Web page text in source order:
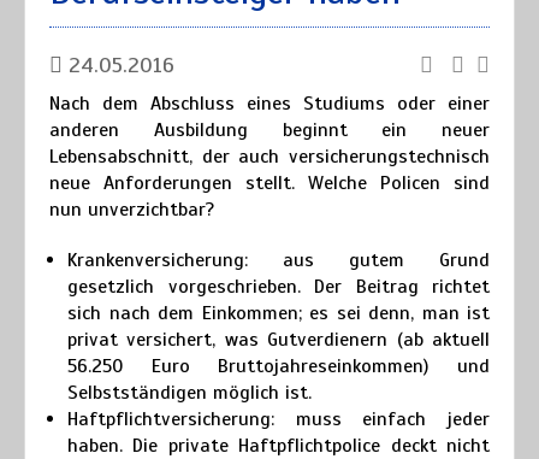
24.05.2016
Nach dem Abschluss eines Studiums oder einer
anderen Ausbildung beginnt ein neuer
Lebensabschnitt, der auch versicherungstechnisch
neue Anforderungen stellt. Welche Policen sind
nun unverzichtbar?
Krankenversicherung: aus gutem Grund
gesetzlich vorgeschrieben. Der Beitrag richtet
sich nach dem Einkommen; es sei denn, man ist
privat versichert, was Gutverdienern (ab aktuell
56.250 Euro Bruttojahreseinkommen) und
Selbstständigen möglich ist.
Haftpflichtversicherung: muss einfach jeder
haben. Die private Haftpflichtpolice deckt nicht